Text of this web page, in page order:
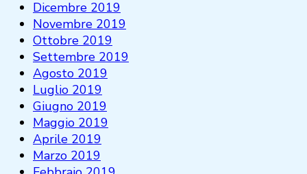
Dicembre 2019
Novembre 2019
Ottobre 2019
Settembre 2019
Agosto 2019
Luglio 2019
Giugno 2019
Maggio 2019
Aprile 2019
Marzo 2019